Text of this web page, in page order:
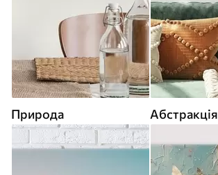
Природа Абстракція